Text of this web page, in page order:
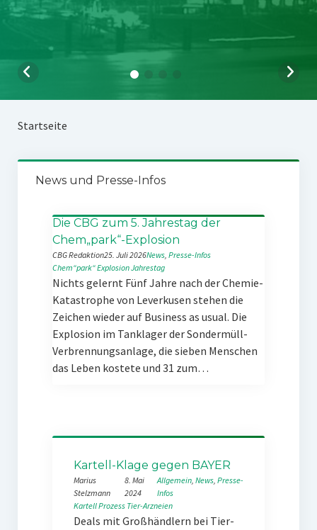
Startseite
News und Presse-Infos
Die CBG zum 5. Jahrestag der
Chem„park“-Explosion
CBG Redaktion25. Juli 2026News, Presse-Infos
Chem“park“ExplosionJahrestag
Nichts gelernt Fünf Jahre nach der Chemie-
Katastrophe von Leverkusen stehen die
Zeichen wieder auf Business as usual. Die
Explosion im Tanklager der Sondermüll-
Verbrennungsanlage, die sieben Menschen
das Leben kostete und 31 zum…
Kartell-Klage gegen BAYER
Marius
Stelzmann
8. Mai
2024
Allgemein, News, Presse-
Infos
KartellProzess Tier-Arzneien
Deals mit Großhändlern bei Tier-